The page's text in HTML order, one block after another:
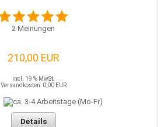
2 Meinungen
210,00 EUR
incl. 19 % MwSt.
Versandkosten: 0,00 EUR
Details